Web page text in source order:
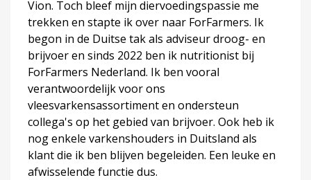
Vion. Toch bleef mijn diervoedingspassie me
trekken en stapte ik over naar ForFarmers. Ik
begon in de Duitse tak als adviseur droog- en
brijvoer en sinds 2022 ben ik nutritionist bij
ForFarmers Nederland. Ik ben vooral
verantwoordelijk voor ons
vleesvarkensassortiment en ondersteun
collega's op het gebied van brijvoer. Ook heb ik
nog enkele varkenshouders in Duitsland als
klant die ik ben blijven begeleiden. Een leuke en
afwisselende functie dus.